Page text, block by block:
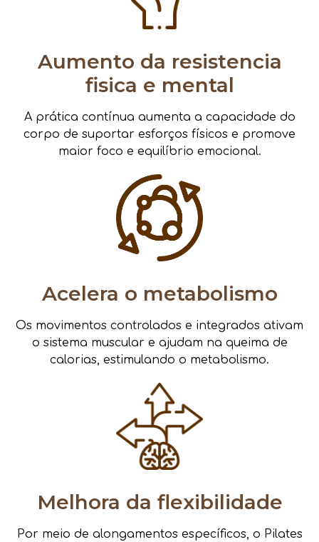
Aumento da resistencia
fisica e mental
A prática contínua aumenta a capacidade do
corpo de suportar esforços físicos e promove
maior foco e equilíbrio emocional.
Acelera o metabolismo
Os movimentos controlados e integrados ativam
o sistema muscular e ajudam na queima de
calorias, estimulando o metabolismo.
Melhora da flexibilidade
Por meio de alongamentos específicos, o Pilates